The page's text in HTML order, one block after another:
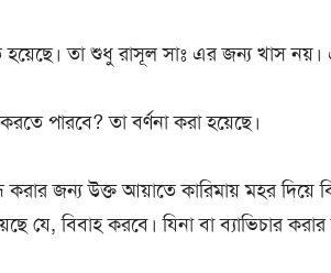
হয়েছে। তা শুধু রাসূল সাঃ এর জন্য খাস
পারবে? তা বর্ণনা করা হয়েছে।
করার জন্য উক্ত আয়াতে কারিমায় মহর দিয়ে
যে, বিবাহ করবে। যিনা বা ব্যাভিচার